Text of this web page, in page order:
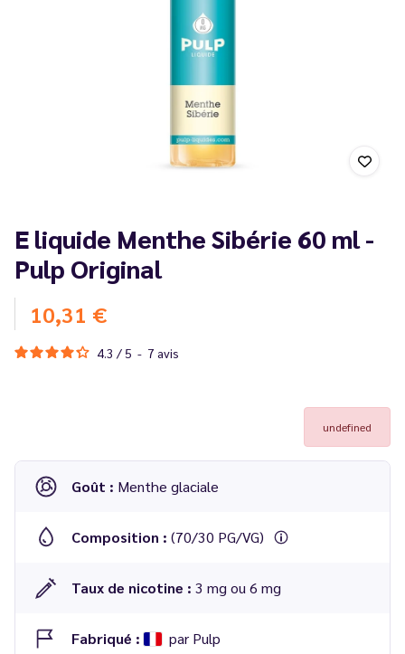
E liquide Menthe Sibérie 60 ml -
Pulp Original
10,31 €
4.3 / 5 - 7 avis
undefined
Goût : Menthe glaciale
Composition : (70/30 PG/VG)
Taux de nicotine : 3 mg ou 6 mg
Fabriqué : par Pulp